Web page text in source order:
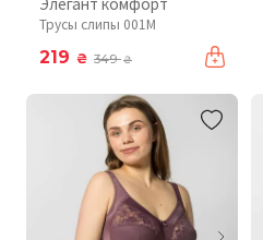
Трусы слипы 001М
219 ₴ 349₴